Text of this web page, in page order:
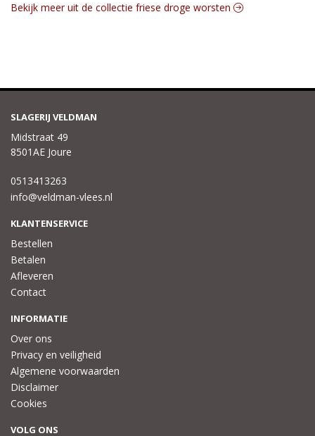
Bekijk meer uit de collectie friese droge worsten
SLAGERIJ VELDMAN
Midstraat 49
8501AE Joure
0513413263
info@veldman-vlees.nl
KLANTENSERVICE
Bestellen
Betalen
Afleveren
Contact
INFORMATIE
Over ons
Privacy en veiligheid
Algemene voorwaarden
Disclaimer
Cookies
VOLG ONS